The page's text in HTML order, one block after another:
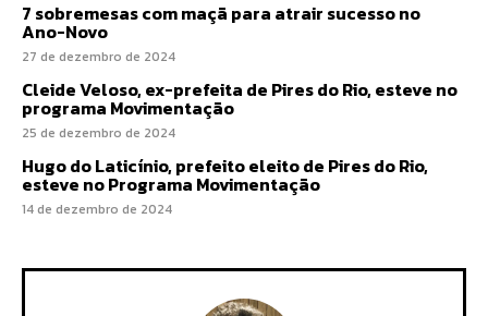
7 sobremesas com maçã para atrair sucesso no
Ano-Novo
27 de dezembro de 2024
Cleide Veloso, ex-prefeita de Pires do Rio, esteve no
programa Movimentação
25 de dezembro de 2024
Hugo do Laticínio, prefeito eleito de Pires do Rio,
esteve no Programa Movimentação
14 de dezembro de 2024